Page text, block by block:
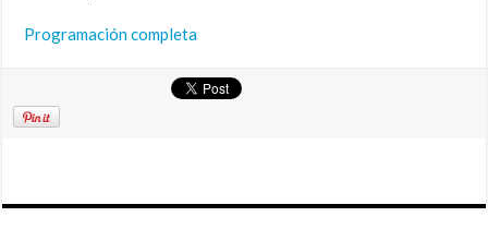
Programación completa